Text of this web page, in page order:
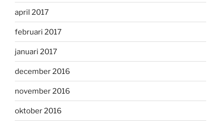
april 2017
februari 2017
januari 2017
december 2016
november 2016
oktober 2016